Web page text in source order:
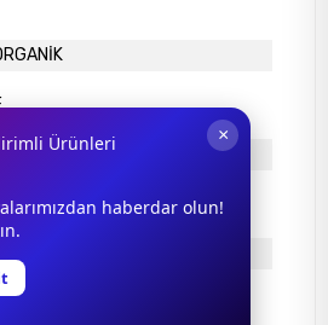
ASETAT
×
Ürünleri
haberdar olun!